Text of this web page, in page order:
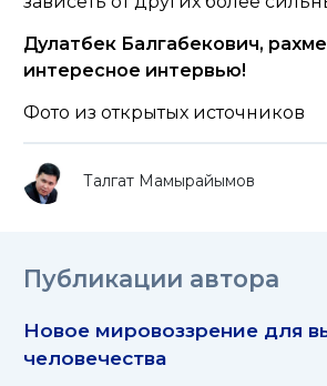
Дулатбек Балгабекович,
интересное интервью!
Фото из открытых источников
Талгат Мамырайымов
Публикации автора
Новое мировоззрение для
человечества